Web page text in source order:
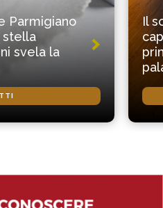
Parmigiano
stella
svela la
Il